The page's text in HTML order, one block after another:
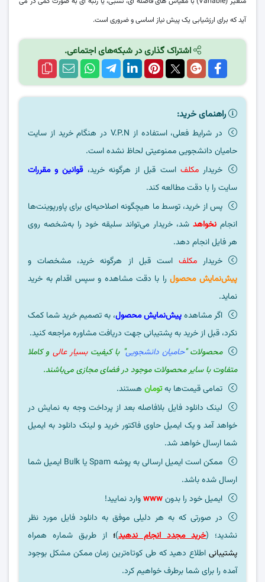
آید که برای ارزشیابی یک پیش نیاز اساسی و ضروری است.
اشتراک گذاری در شبکه‌های اجتماعی.
راهنمای خرید:
در شرایط فعلی، استفاده از V.P.N در هنگام خرید از سایت
حامیان دانشجویی ممنوعیتی لحاظ نشده است.
خریدارمکلف است قبل از هرگونه خرید،قوانین و مقررات
سایت را با دقت مطالعه کند.
پس از خرید، توسط ما هیچگونه اصلاحیه‌ای برای پاورپوینت‌ها
انجام نخواهد شد، خریدار می‌تواند سلیقه خود را به‌شخصه روی
هر فایل انجام دهد.
خریدارمکلف است قبل از هرگونه خرید، مشخصات و
پیش‌نمایش محصولرا با دقت مشاهده و سپس اقدام به خرید
نماید.
اگر مشاهدهپیش‌نمایش محصول، به تصمیم خرید شما کمک
نکرد، قبل از خرید به پشتیبانی جهت دریافت مشاوره مراجعه کنید.
محصولات "حامیان دانشجویی" با کیفیت بسیار عالی و کاملا
متفاوت با سایر محصولات موجود در فضای مجازی می‌باشند.
تمامی قیمت‌ها بهتومان هستند.
لینک دانلود فایل بلافاصله بعد از پرداخت وجه به نمایش در
خواهد آمد و یک ایمیل حاوی فاکتور خرید و لینک دانلود به ایمیل
شما ارسال خواهد شد.
ممکن است ایمیل ارسالی به پوشه Spam یا Bulk ایمیل شما
ارسال شده باشد.
ایمیل خود را بدونwwwوارد نمایید!
در صورتی که به هر دلیلی موفق به دانلود فایل مورد نظر
نشدید؛ (خرید مجدد انجام ندهید)؛ از طریق شماره همراه
پشتیبانی اطلاع دهید که طی کوتاه‌ترین زمان ممکن مشکل بوجود
آمده را برای شما برطرف خواهیم کرد.